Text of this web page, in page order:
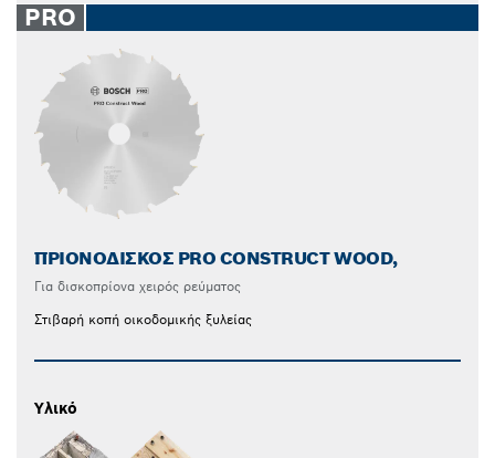
PRO
ΠΡΙΟΝΌΔΙΣΚΟΣ PRO CONSTRUCT WOOD,
Για δισκοπρίονα χειρός ρεύματος
Στιβαρή κοπή οικοδομικής ξυλείας
Υλικό